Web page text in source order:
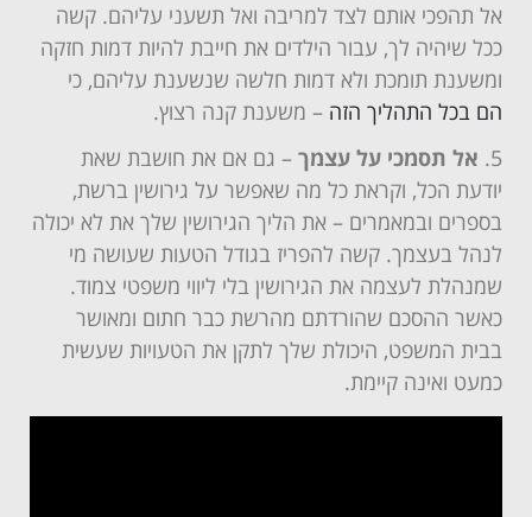
אל תהפכי אותם לצד למריבה ואל תשעני עליהם. קשה
ככל שיהיה לך, עבור הילדים את חייבת להיות דמות חזקה
ומשענת תומכת ולא דמות חלשה שנשענת עליהם, כי
הם בכל התהליך הזה – משענת קנה רצוץ.
אל תסמכי על עצמך – גם אם את חושבת שאת
יודעת הכל, וקראת כל מה שאפשר על גירושין ברשת,
בספרים ובמאמרים – את הליך הגירושין שלך את לא יכולה
לנהל בעצמך. קשה להפריז בגודל הטעות שעושה מי
שמנהלת לעצמה את הגירושין בלי ליווי משפטי צמוד.
כאשר ההסכם שהורדתם מהרשת כבר חתום ומאושר
בבית המשפט, היכולת שלך לתקן את הטעויות שעשית
כמעט ואינה קיימת.